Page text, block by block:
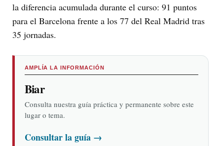
la diferencia acumulada durante el curso: 91 puntos
para el Barcelona frente a los 77 del Real Madrid tras
35 jornadas.
AMPLÍA LA INFORMACIÓN
Biar
Consulta nuestra guía práctica y permanente sobre este
lugar o tema.
Consultar la guía →